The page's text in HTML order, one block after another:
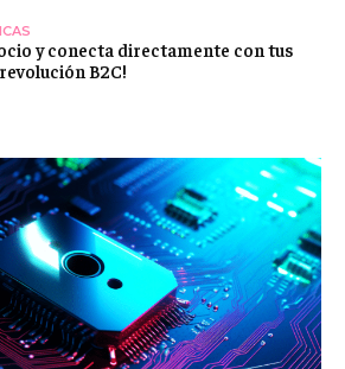
y conecta directamente con tus
B2C!